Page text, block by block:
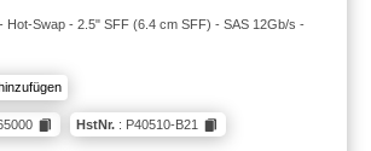
Hot-Swap - 2.5" SFF (6.4 cm SFF) - SAS 12Gb/s -
HstNr. : P40510-B21